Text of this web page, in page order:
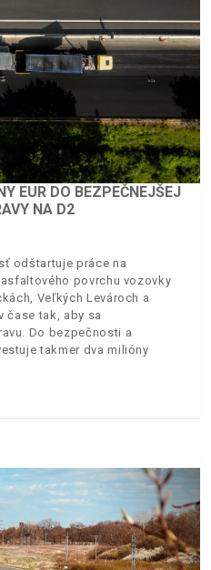
EUR DO BEZPEČNEJŠEJ
NA D2
odštartuje práce na
povrchu vozovky
Veľkých Levároch a
čase tak, aby sa
Do bezpečnosti a
takmer dva milióny